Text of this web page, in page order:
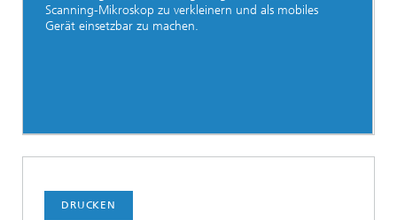
Scanning-Mikroskop zu verkleinern und als mobiles
Gerät einsetzbar zu machen.
DRUCKEN